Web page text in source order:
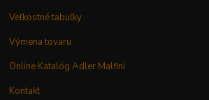
Veľkostné tabuľky
Výmena tovaru
Online Katalóg Adler Malfini
Kontakt